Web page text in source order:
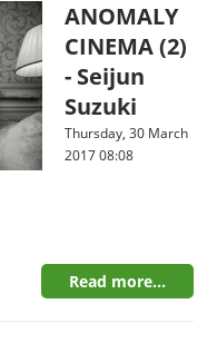
ANOMALY
CINEMA (2)
- Seijun
Suzuki
Thursday, 30 March
2017 08:08
Read more...